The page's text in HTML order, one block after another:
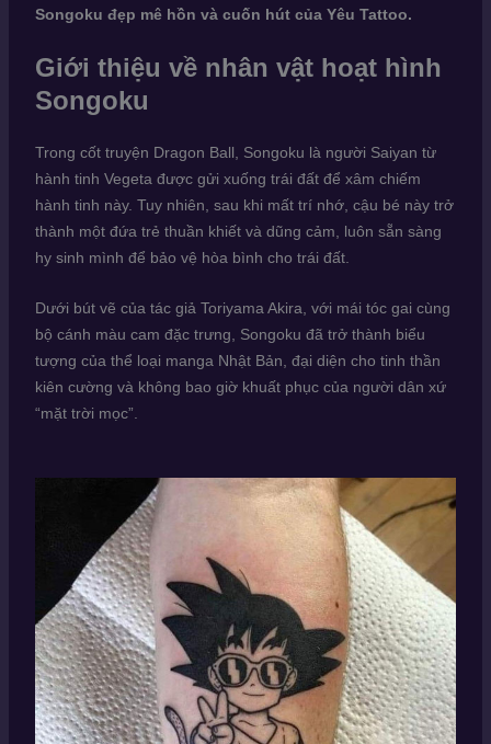
Songoku đẹp mê hồn và cuốn hút của Yêu Tattoo.
Giới thiệu về nhân vật hoạt hình
Songoku
Trong cốt truyện Dragon Ball, Songoku là người Saiyan từ
hành tinh Vegeta được gửi xuống trái đất để xâm chiếm
hành tinh này. Tuy nhiên, sau khi mất trí nhớ, cậu bé này trở
thành một đứa trẻ thuần khiết và dũng cảm, luôn sẵn sàng
hy sinh mình để bảo vệ hòa bình cho trái đất.
Dưới bút vẽ của tác giả Toriyama Akira, với mái tóc gai cùng
bộ cánh màu cam đặc trưng, Songoku đã trở thành biểu
tượng của thể loại manga Nhật Bản, đại diện cho tinh thần
kiên cường và không bao giờ khuất phục của người dân xứ
“mặt trời mọc”.